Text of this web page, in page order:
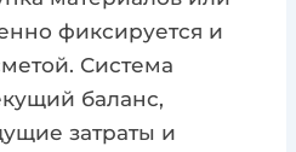
фиксируется и
Система
баланс,
затраты и